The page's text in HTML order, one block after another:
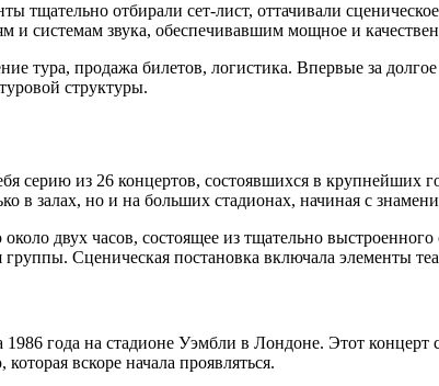
тщательно отбирали сет-лист, оттачивали
системам звука, обеспечивавшим мощное и
тура, продажа билетов, логистика. Впервые за
структуры.
серию из 26 концертов, состоявшихся в крупнейших
в залах, но и на больших стадионах, начиная с
двух часов, состоящее из тщательно
Сценическая постановка включала элементы
года на стадионе Уэмбли в Лондоне. Этот
вскоре начала проявляться.